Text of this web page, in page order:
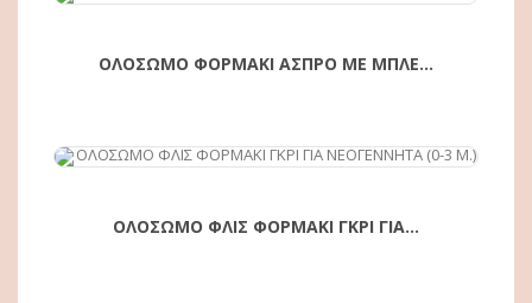
ΟΛΟΣΩΜΟ ΦΟΡΜΑΚΙ ΑΣΠΡΟ ΜΕ ΜΠΛΕ...
ΑΓΟΡΆ
ΟΛΟΣΩΜΟ ΦΛΙΣ ΦΟΡΜΑΚΙ ΓΚΡΙ ΓΙΑ...